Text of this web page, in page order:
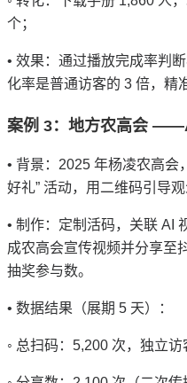
个；
• 效果：通过播放完成率判
化率是普通访客的 3 倍，精
案例 3：地方农高会
• 背景： 2025 年杨凌农高会
好礼” 活动，用二维码引导
• 制作：定制活码，关联 AI
成农高会宣传视频并分享至
抽奖参与数。
• 数据结果（展期 5 天）：
◦ 总扫码： 5,200 次，独立访